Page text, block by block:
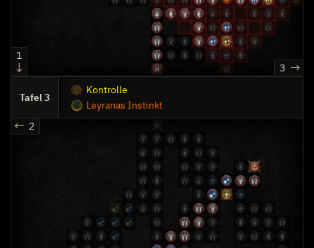
3
1
3
Kontrolle
Leyranas Instinkt
2